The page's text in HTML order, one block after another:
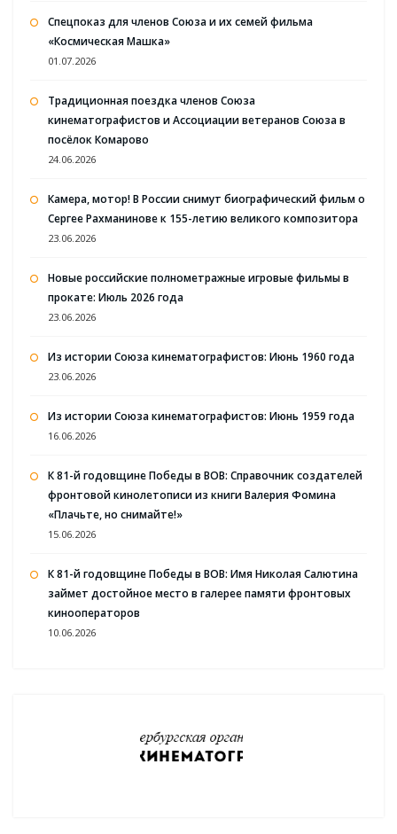
Спецпоказ для членов Союза и их семей фильма
«Космическая Машка»
01.07.2026
Традиционная поездка членов Союза
кинематографистов и Ассоциации ветеранов Союза в
посёлок Комарово
24.06.2026
Камера, мотор! В России снимут биографический фильм о
Сергее Рахманинове к 155-летию великого композитора
23.06.2026
Новые российские полнометражные игровые фильмы в
прокате: Июль 2026 года
23.06.2026
Из истории Союза кинематографистов: Июнь 1960 года
23.06.2026
Из истории Союза кинематографистов: Июнь 1959 года
16.06.2026
К 81-й годовщине Победы в ВОВ: Справочник создателей
фронтовой кинолетописи из книги Валерия Фомина
«Плачьте, но снимайте!»
15.06.2026
К 81-й годовщине Победы в ВОВ: Имя Николая Салютина
займет достойное место в галерее памяти фронтовых
кинооператоров
10.06.2026